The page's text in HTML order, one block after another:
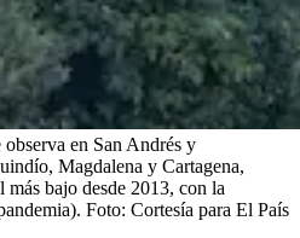
observa en San Andrés y
Magdalena y Cartagena,
más bajo desde 2013, con la
Foto: Cortesía para El País